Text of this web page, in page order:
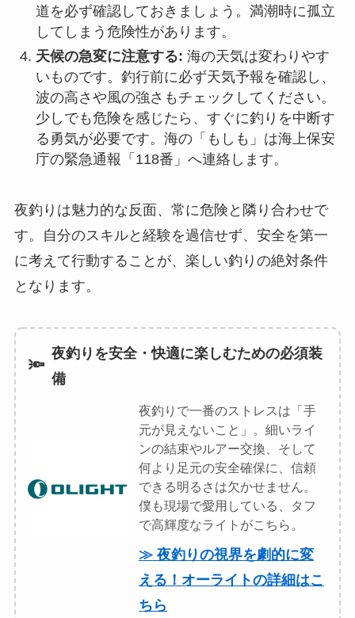
道を必ず確認しておきましょう。満潮時に孤立
してしまう危険性があります。
天候の急変に注意する: 海の天気は変わりやす
いものです。釣行前に必ず天気予報を確認し、
波の高さや風の強さもチェックしてください。
少しでも危険を感じたら、すぐに釣りを中断す
る勇気が必要です。海の「もしも」は海上保安
庁の緊急通報「118番」へ連絡します。
夜釣りは魅力的な反面、常に危険と隣り合わせで
す。自分のスキルと経験を過信せず、安全を第一
に考えて行動することが、楽しい釣りの絶対条件
となります。
🔦
夜釣りを安全・快適に楽しむための必須装
備
夜釣りで一番のストレスは「手
元が見えないこと」。細いライ
ンの結束やルアー交換、そして
何より足元の安全確保に、信頼
できる明るさは欠かせません。
僕も現場で愛用している、タフ
で高輝度なライトがこちら。
≫ 夜釣りの視界を劇的に変
える！オーライトの詳細はこ
ちら